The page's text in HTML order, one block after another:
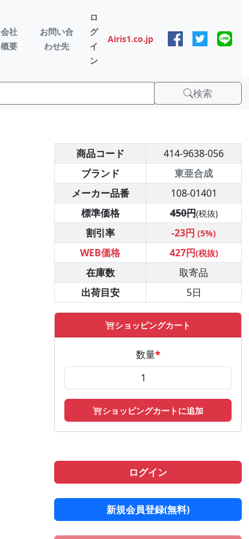
会社
概要
お問い合
わせ先
ロ
グ
イ
ン
Airis1.co.jp
検索
商品コード
414-9638-056
ブランド
東亜合成
メーカー品番
108-01401
標準価格
450円(税抜)
割引率 -23円 (5%)
WEB価格 427円(税抜)
在庫数
取寄品
出荷目安
5日
ショッピングカート
数量*
ショッピングカートに追加
ログイン
新規会員登録(無料)